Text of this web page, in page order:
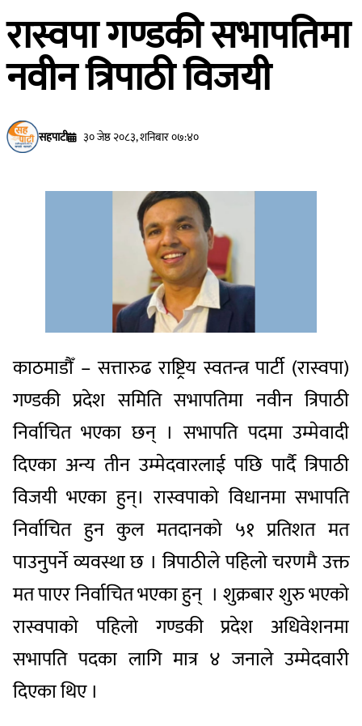
रास्वपा गण्डकी सभापतिमा
नवीन त्रिपाठी विजयी
सहपाटी ३० जेष्ठ २०८३, शनिबार ०७:४०
काठमाडौँ – सत्तारुढ राष्ट्रिय स्वतन्त्र पार्टी (रास्वपा)
गण्डकी प्रदेश समिति सभापतिमा नवीन त्रिपाठी
निर्वाचित भएका छन् । सभापति पदमा उम्मेवादी
दिएका अन्य तीन उम्मेदवारलाई पछि पार्दै त्रिपाठी
विजयी भएका हुन्। रास्वपाको विधानमा सभापति
निर्वाचित हुन कुल मतदानको ५१ प्रतिशत मत
पाउनुपर्ने व्यवस्था छ । त्रिपाठीले पहिलो चरणमै उक्त
मत पाएर निर्वाचित भएका हुन् । शुक्रबार शुरु भएको
रास्वपाको पहिलो गण्डकी प्रदेश अधिवेशनमा
सभापति पदका लागि मात्र ४ जनाले उम्मेदवारी
दिएका थिए ।